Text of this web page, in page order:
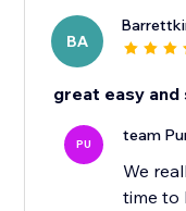
BA
great easy and
PU team
We
time to